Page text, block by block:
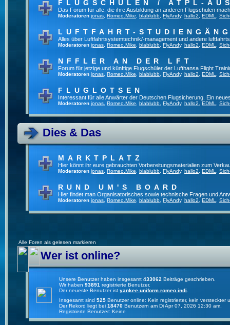
FLUGSCHULEN / ATPL-
Das Forum für alle, die ihre Ausbildung an anderen Flugschulen
Moderatoren jonas Romeo.Mike blablubb FlyAndy, hallo2 EDML
LUFTFAHRT-
Alles über Luftfahrtsystemtechnik/-management und andere
Moderatoren jonas Romeo.Mike blablubb FlyAndy, hallo2 EDML
NFFLER AN DER LFT
Forum für jetzige und künftige Flugschüler der Lufthansa Flight
Moderatoren jonas Romeo.Mike blablubb FlyAndy, hallo2 EDML
FLUGLOTSEN
Interessant für alle Anwärter der Deutschen Flugsicherung. Ein
Moderatoren jonas Romeo.Mike blablubb FlyAndy, hallo2 EDML
Dies & Das
MARKTPLATZ
Hier könnt ihr eure gebrauchten Vorbereitungsmaterialien zum
Moderatoren jonas Romeo.Mike blablubb FlyAndy, hallo2 EDML
RUND UM'S BOARD
Hier findet man Organisatorisches sowie technische Fragen und
Moderatoren jonas Romeo.Mike blablubb FlyAndy, hallo2 EDML
Alle Foren als gelesen markieren
Wer ist online?
Unsere Benutzer haben insgesamt 433062 Beiträge geschrieben.
Wir haben 93891 registrierte Benutzer.
Der neueste Benutzer ist yankee.uniform.romeo.indi
Insgesamt sind 525 Benutzer online: Kein registrierter, kein
Der Rekord liegt bei 18470 Benutzern am Di Apr 07, 2026 12:30 am.
Registrierte Benutzer: Keine